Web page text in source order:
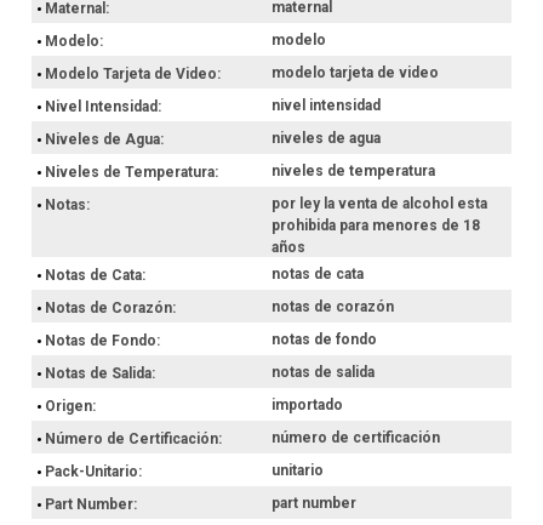
Maternal
maternal
Modelo
modelo
Modelo Tarjeta de Video
modelo tarjeta de video
Nivel Intensidad
nivel intensidad
Niveles de Agua
niveles de agua
Niveles de Temperatura
niveles de temperatura
Notas
por ley la venta de alcohol esta
prohibida para menores de 18
años
Notas de Cata
notas de cata
Notas de Corazón
notas de corazón
Notas de Fondo
notas de fondo
Notas de Salida
notas de salida
Origen
importado
Número de Certificación
número de certificación
Pack-Unitario
unitario
Part Number
part number